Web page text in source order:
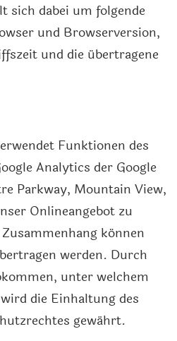
sich dabei um folgende
und Browserversion,
und die übertragene
Funktionen des
Analytics der Google
Parkway, Mountain View,
Onlineangebot zu
können
werden. Durch
unter welchem
die Einhaltung des
gewährt.